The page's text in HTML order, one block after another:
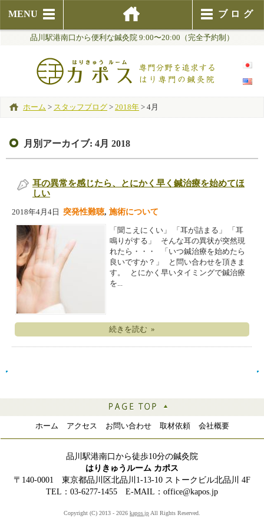
MENU ブログ
品川駅港南口から便利な鍼灸院 9:00〜20:00（完全予約制）
ホーム > スタッフブログ> 2018年 > 4月
月別アーカイブ: 4月 2018
耳の異常を感じたら、とにかく早く鍼治療を始めてほ
しい
2018年4月4日 突発性難聴, 施術について
「聞こえにくい」 「耳が詰まる」 「耳
鳴りがする」 そんな耳の異状が突然現
れたら・・・ 「いつ鍼治療を始めたら
良いですか？」 と問い合わせを頂きま
す。 とにかく早いタイミングで鍼治療
を...
続きを読む »
ホーム アクセス お問い合わせ 取材依頼 会社概要
品川駅港南口から徒歩10分の鍼灸院
はりきゅうルーム カポス
〒140-0001 東京都品川区北品川1-13-10 ストークビル北品川 4F
TEL：03-6277-1455 E-MAIL：office@kapos.jp
Copyright (C) 2013 - 2026 kapos.jp All Rights Reserved.